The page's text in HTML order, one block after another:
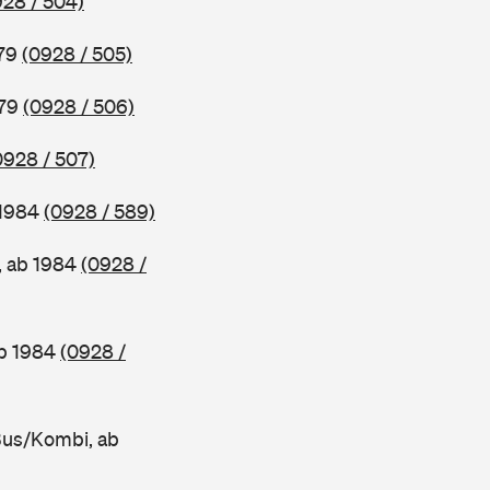
(0928 / 505)
(0928 / 506)
/ 507)
(0928 / 589)
ab 1984(0928 /
1984(0928 /
Kombi, ab